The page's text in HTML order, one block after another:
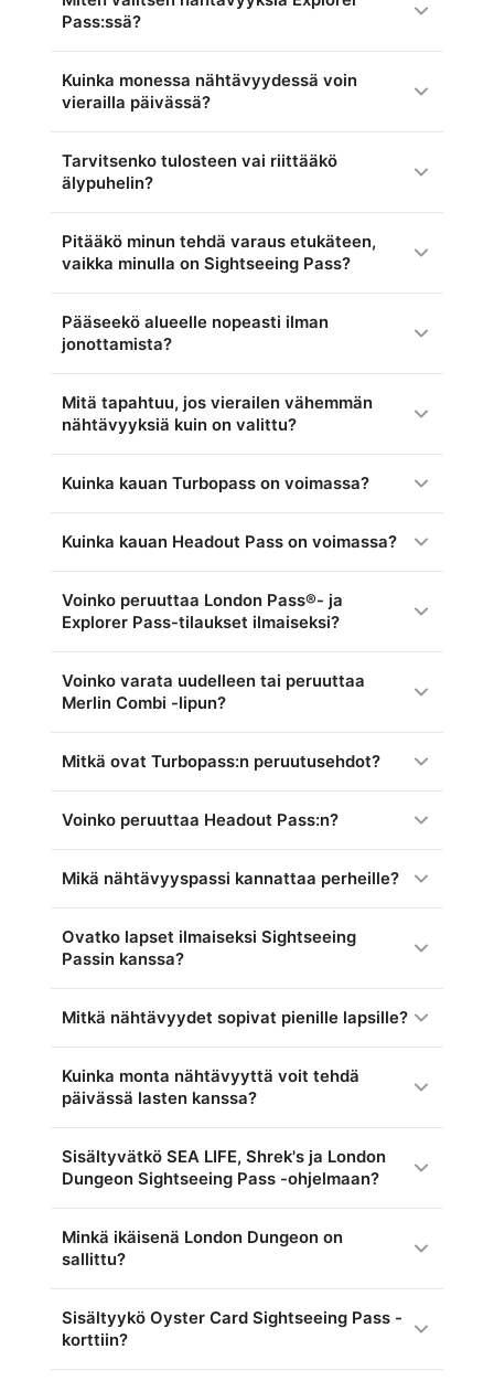
Pass:ssä?
Kuinka monessa nähtävyydessä voin
vierailla päivässä?
Tarvitsenko tulosteen vai riittääkö
älypuhelin?
Pitääkö minun tehdä varaus etukäteen,
vaikka minulla on Sightseeing Pass?
Pääseekö alueelle nopeasti ilman
jonottamista?
Mitä tapahtuu, jos vierailen vähemmän
nähtävyyksiä kuin on valittu?
Kuinka kauan Turbopass on voimassa?
Kuinka kauan Headout Pass on voimassa?
Voinko peruuttaa London Pass®- ja
Explorer Pass-tilaukset ilmaiseksi?
Voinko varata uudelleen tai peruuttaa
Merlin Combi -lipun?
Mitkä ovat Turbopass:n peruutusehdot?
Voinko peruuttaa Headout Pass:n?
Mikä nähtävyyspassi kannattaa perheille?
Ovatko lapset ilmaiseksi Sightseeing
Passin kanssa?
Mitkä nähtävyydet sopivat pienille lapsille?
Kuinka monta nähtävyyttä voit tehdä
päivässä lasten kanssa?
Sisältyvätkö SEA LIFE, Shrek's ja London
Dungeon Sightseeing Pass -ohjelmaan?
Minkä ikäisenä London Dungeon on
sallittu?
Sisältyykö Oyster Card Sightseeing Pass -
korttiin?